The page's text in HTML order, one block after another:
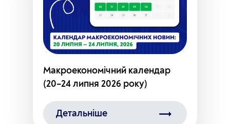
Макроекономічний календар
(20–24 липня 2026 року)
Детальніше